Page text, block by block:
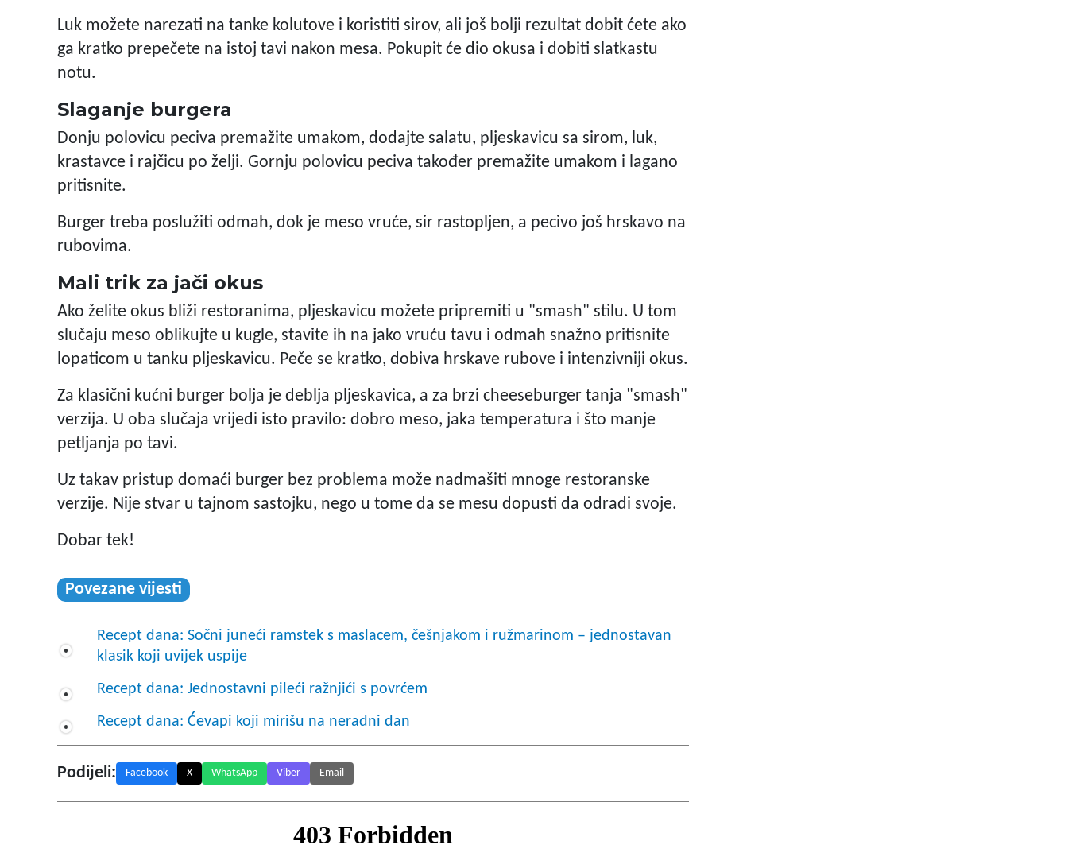
Luk možete narezati na tanke kolutove i koristiti sirov, ali još bolji rezultat dobit ćete ako
ga kratko prepečete na istoj tavi nakon mesa. Pokupit će dio okusa i dobiti slatkastu
notu.
Slaganje burgera
Donju polovicu peciva premažite umakom, dodajte salatu, pljeskavicu sa sirom, luk,
krastavce i rajčicu po želji. Gornju polovicu peciva također premažite umakom i lagano
pritisnite.
Burger treba poslužiti odmah, dok je meso vruće, sir rastopljen, a pecivo još hrskavo na
rubovima.
Mali trik za jači okus
Ako želite okus bliži restoranima, pljeskavicu možete pripremiti u "smash" stilu. U tom
slučaju meso oblikujte u kugle, stavite ih na jako vruću tavu i odmah snažno pritisnite
lopaticom u tanku pljeskavicu. Peče se kratko, dobiva hrskave rubove i intenzivniji okus.
Za klasični kućni burger bolja je deblja pljeskavica, a za brzi cheeseburger tanja "smash"
verzija. U oba slučaja vrijedi isto pravilo: dobro meso, jaka temperatura i što manje
petljanja po tavi.
Uz takav pristup domaći burger bez problema može nadmašiti mnoge restoranske
verzije. Nije stvar u tajnom sastojku, nego u tome da se mesu dopusti da odradi svoje.
Dobar tek!
Povezane vijesti
Recept dana: Sočni juneći ramstek s maslacem, češnjakom i ružmarinom – jednostavan
klasik koji uvijek uspije
Recept dana: Jednostavni pileći ražnjići s povrćem
Recept dana: Ćevapi koji mirišu na neradni dan
Podijeli: Facebook X WhatsApp Viber Email